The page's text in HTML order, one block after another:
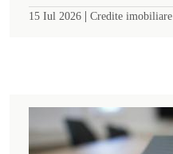
15 Iul 2026 | Credite imobiliare